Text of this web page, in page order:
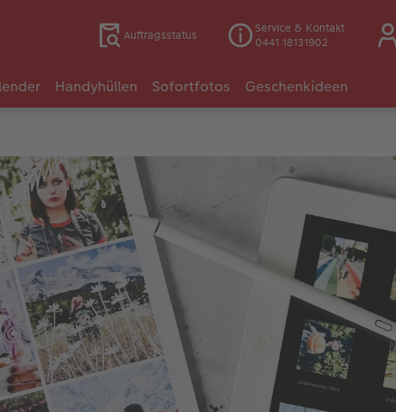
Auftragsstatus
Service & Kontakt
0441 18131902
Handyhüllen Sofortfotos Geschenkideen